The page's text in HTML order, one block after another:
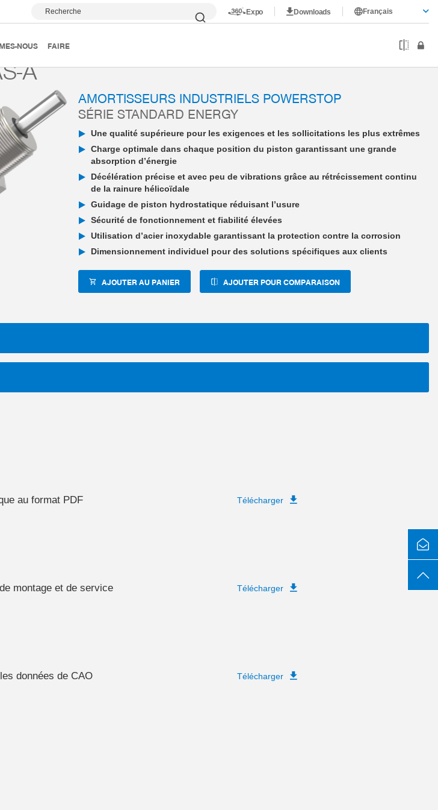
Recherche Expo Downloads Français
NOUS FAIRE
industriel PowerStop Standard Energy PSE33X15NWAS-A
A
AMORTISSEURS INDUSTRIELS POWERSTOP
SÉRIE STANDARD ENERGY
Une qualité supérieure pour les exigences et les sollicitations les plus extrêmes
Charge optimale dans chaque position du piston garantissant une grande
absorption d’énergie
Décélération précise et avec peu de vibrations grâce au rétrécissement continu
de la rainure hélicoïdale
Guidage de piston hydrostatique réduisant l’usure
Sécurité de fonctionnement et fiabilité élevées
Utilisation d’acier inoxydable garantissant la protection contre la corrosion
Dimensionnement individuel pour des solutions spécifiques aux clients
AJOUTER AU PANIER AJOUTER POUR COMPARAISON
au format PDF Télécharger
montage et de service Télécharger
données de CAO Télécharger